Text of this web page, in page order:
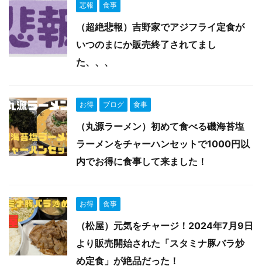
悲報 食事
（超絶悲報）吉野家でアジフライ定食が
いつのまにか販売終了されてまし
た、、、
お得 ブログ 食事
（丸源ラーメン）初めて食べる磯海苔塩
ラーメンをチャーハンセットで1000円以
内でお得に食事して来ました！
お得 食事
（松屋）元気をチャージ！2024年7月9日
より販売開始された「スタミナ豚バラ炒
め定食」が絶品だった！